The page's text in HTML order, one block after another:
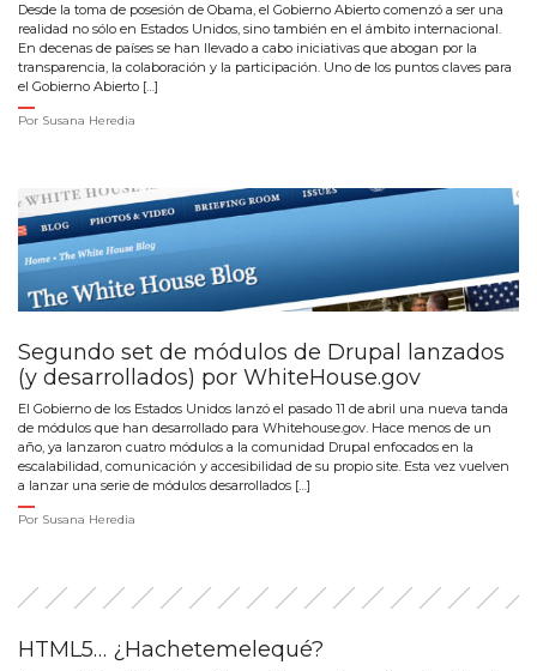
Desde la toma de posesión de Obama, el Gobierno Abierto comenzó a ser una
realidad no sólo en Estados Unidos, sino también en el ámbito internacional.
En decenas de países se han llevado a cabo iniciativas que abogan por la
transparencia, la colaboración y la participación. Uno de los puntos claves para
el Gobierno Abierto […]
Por Susana Heredia
Segundo set de módulos de Drupal lanzados
(y desarrollados) por WhiteHouse.gov
El Gobierno de los Estados Unidos lanzó el pasado 11 de abril una nueva tanda
de módulos que han desarrollado para Whitehouse.gov. Hace menos de un
año, ya lanzaron cuatro módulos a la comunidad Drupal enfocados en la
escalabilidad, comunicación y accesibilidad de su propio site. Esta vez vuelven
a lanzar una serie de módulos desarrollados […]
Por Susana Heredia
HTML5… ¿Hachetemelequé?